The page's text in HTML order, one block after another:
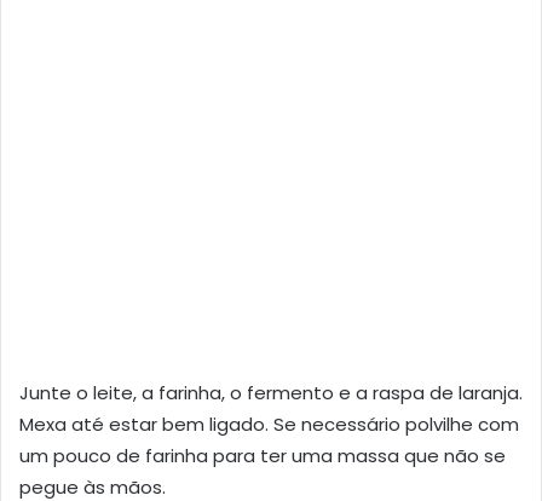
Junte o leite, a farinha, o fermento e a raspa de laranja.
Mexa até estar bem ligado. Se necessário polvilhe com
um pouco de farinha para ter uma massa que não se
pegue às mãos.